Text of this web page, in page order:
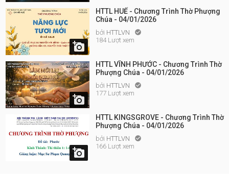

HTTL HUẾ - Chương Trình Thờ Phượng
Chúa - 04/01/2026
bởi HTTLVN 
184 Lượt xem

HTTL VĨNH PHƯỚC - Chương Trình Thờ
Phượng Chúa - 04/01/2026
bởi HTTLVN 
177 Lượt xem

HTTL KINGSGROVE - Chương Trình Thờ
Phượng Chúa - 04/01/2026
bởi HTTLVN 
166 Lượt xem